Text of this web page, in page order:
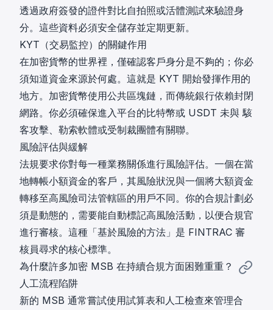
透過政府簽發的證件對比自拍照或活體測試來驗證身
分。這些資料必須安全儲存並定期更新。
KYT（交易監控）的關鍵作用
在加密貨幣的世界裡，僅確認客戶身分是不夠的；你必
須知道資金來源於何處。這就是 KYT 開始發揮作用的
地方。加密貨幣使用公共區塊鏈，而傳統銀行依賴封閉
網路。你必須確保進入平台的比特幣或 USDT 未與 駭
客攻擊 、勒索軟體或受制裁團體有關聯。
風險評估與緩解
法規要求你對每一種業務關係進行風險評估。一個在當
地轉帳小額資金的客戶，其風險狀況與一個將大額資金
轉移至高風險司法管轄區的用戶不同。你的合規計劃必
須是動態的，需要能自動標記高風險活動，以便合規官
進行審核。這種「基於風險的方法」是 FINTRAC 審
核員尋求的核心標準。
為什麼許多加密 MSB 在持續合規方面困難重重？
人工流程陷阱
新的 MSB 通常嘗試使用試算表和人工檢查來管理合